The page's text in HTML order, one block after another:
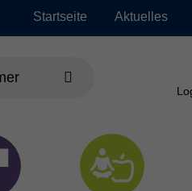
Startseite Aktuelles